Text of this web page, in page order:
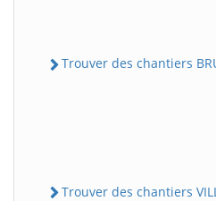
Trouver des chantiers
Trouver des chantiers